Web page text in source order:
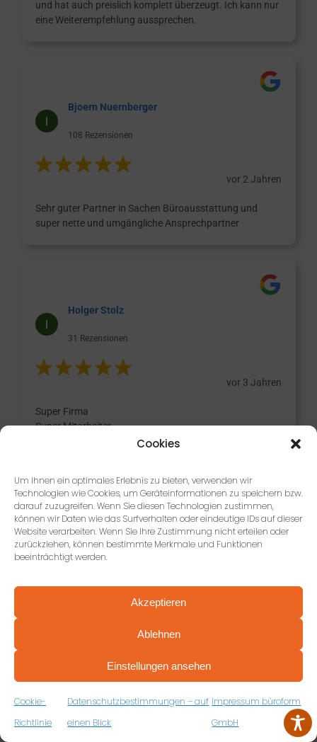
Cookies
Um Ihnen ein optimales Erlebnis zu bieten, verwenden wir
Technologien wie Cookies, um Geräteinformationen zu speichern bzw.
darauf zuzugreifen. Wenn Sie diesen Technologien zustimmen,
können wir Daten wie das Surfverhalten oder eindeutige IDs auf dieser
Website verarbeiten. Wenn Sie Ihre Zustimmung nicht erteilen oder
zurückziehen, können bestimmte Merkmale und Funktionen
beeinträchtigt werden.
Akzeptieren
Ablehnen
Einstellungen ansehen
Cookie-
Richtlinie
Datenschutzbestimmungen – auf
einen Blick
Impressum büroform
GmbH
und hat auch preislich komplett überzeugt. Ich kann nur
eine Weiterempfehlung aussprechen.
Bjoern Nuernberger
108 Rezensionen
vor 2 Jahren
Sehr guter Partner in Sachen Büroausstattung und
super nette und umgängliche Ansprechpartner
Holger Stolz
31 Rezensionen
vor 3 Jahren
Super Firma
Super Mitarbeiter
Isabelle Herbert
besonderer Dank an Oliver Schmucker), dem Service und
der Qualität. Die neuen Bürostühle gehen genau auf
und die Abwicklung war sehr unkompliziert mit
supernettem Kontakt. Würde auch 6 Sterne vergeben
VEREINBAREN SIE JETZT IHRE
KOSTENFREIE ERSTBERATUNG
ZUM RÜCKRUFFORMULAR